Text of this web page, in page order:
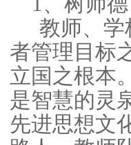
教师、学
者管理目标
立国之根本
是智慧的灵
先进思想文